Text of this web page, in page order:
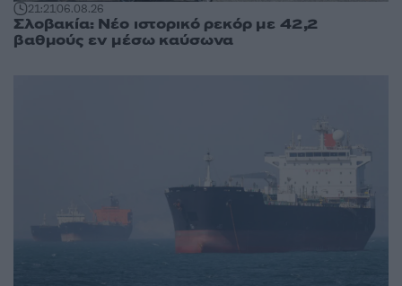
21:2106.08.26
Σλοβακία: Νέο ιστορικό ρεκόρ με 42,2
βαθμούς εν μέσω καύσωνα